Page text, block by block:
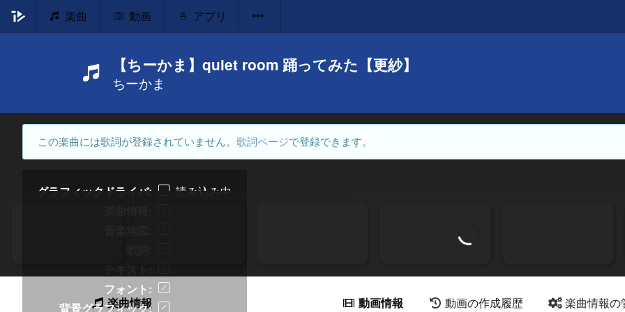
楽曲 動画 アプリ
【ちーかま】quiet room 踊ってみた【更紗】
ちーかま
この楽曲には歌詞が登録されていません。 歌詞ページで登録できます。
グラフィックドライバ
読み込み中
フォント
背景グラフィック
楽曲情報 動画情報 動画の作成履歴 楽曲情報の